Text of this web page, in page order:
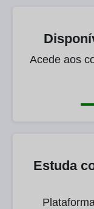
Acede aos
Estuda